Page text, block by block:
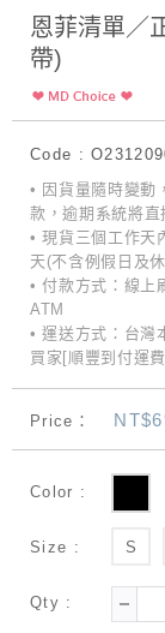
恩菲清單／
帶)
Code :
• 因貨量隨時變動
款，逾期系統將直
• 現貨三個工作天
天(不含例假日及
• 付款方式：線上
ATM
• 運送方式：台
買家[順豐到付運
Price：
Color :
Size : S
Qty :